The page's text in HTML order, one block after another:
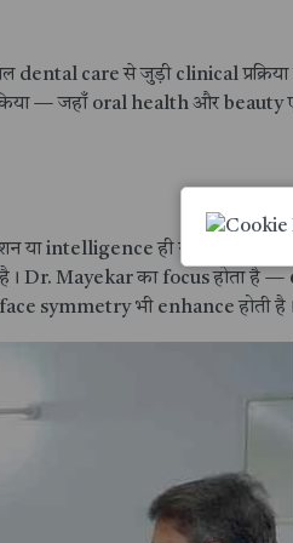
care से जुड़ी clinical प्रक्रिया
— जहाँ oral health और beauty
intelligence ही नहीं, बल्कि एक
Dr. Mayekar का focus होता है —
symmetry भी enhance होती है।